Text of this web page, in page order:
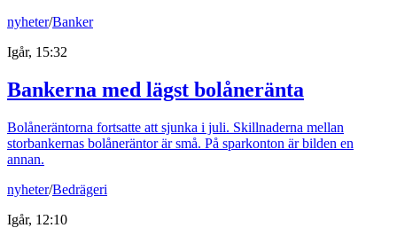
nyheter/Banker
Igår, 15:32
Bankerna med lägst bolåneränta
Bolåneräntorna fortsatte att sjunka i juli. Skillnaderna mellan
storbankernas bolåneräntor är små. På sparkonton är bilden en
annan.
nyheter/Bedrägeri
Igår, 12:10